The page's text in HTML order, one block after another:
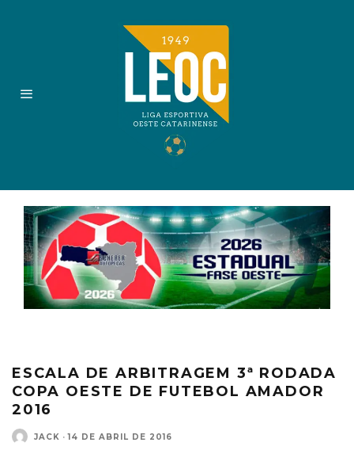
ESCALA DE ARBITRAGEM 3ª RODADA
COPA OESTE DE FUTEBOL AMADOR
2016
JACK · 14 DE ABRIL DE 2016